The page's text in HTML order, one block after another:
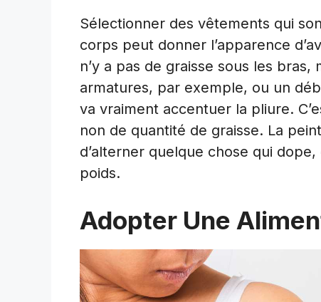
Sélectionner des vêtements qui
corps peut donner l’apparence
n’y a pas de graisse sous les
armatures, par exemple, ou un
va vraiment accentuer la pliure.
non de quantité de graisse. La
d’alterner quelque chose qui
poids.
Adopter Une